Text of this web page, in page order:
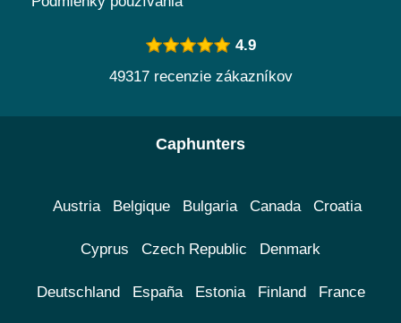
4.9
49317 recenzie zákazníkov
Caphunters
Austria Belgique Bulgaria Canada Croatia
Cyprus Czech Republic Denmark
Deutschland España Estonia Finland France